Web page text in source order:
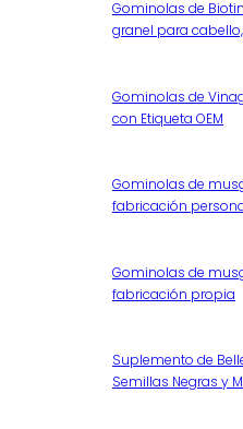
Gominolas de
granel para
Gominolas de
con Etiqueta OEM
Gominolas de
fabricación
Gominolas de
fabricación propia
Suplemento de
Semillas Negras y